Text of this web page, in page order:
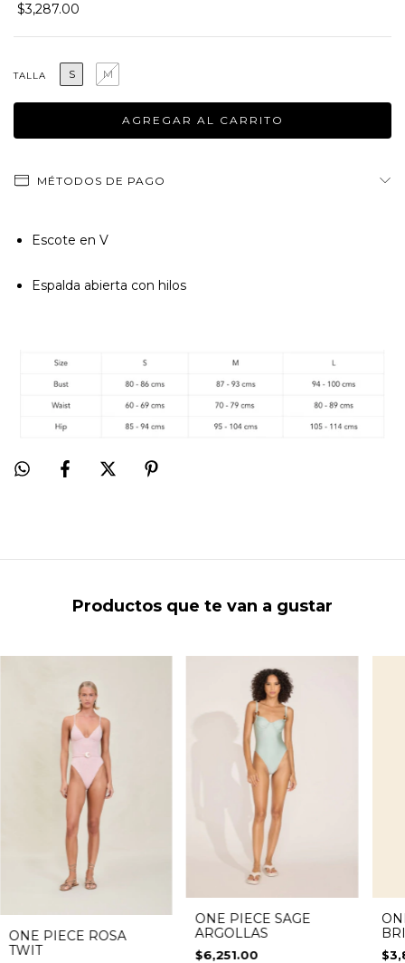
$3,287.00
TALLA S M
MÉTODOS DE PAGO
Escote en V
Espalda abierta con hilos
Productos que te van a gustar
ONE PIECE ROSA
TWIT
ONE PIECE SAGE
ARGOLLAS
$6,251.00